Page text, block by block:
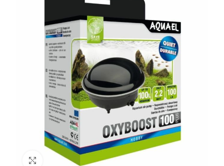
Click to enlarge